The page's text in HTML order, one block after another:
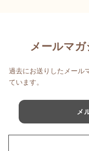
メールマ
過去にお送りしたメール
ています。
メ